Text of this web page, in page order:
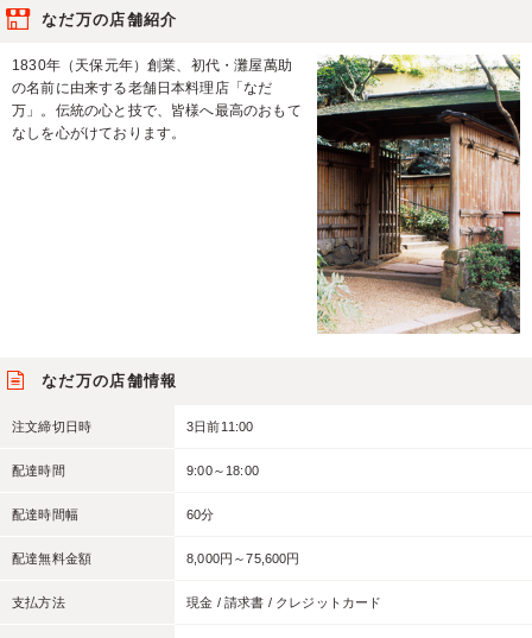
なだ万の店舗紹介
1830年（天保元年）創業、初代・灘屋萬助
の名前に由来する老舗日本料理店「なだ
万」。伝統の心と技で、皆様へ最高のおもて
なしを心がけております。
なだ万の店舗情報
注文締切日時 3日前11:00
配達時間 9:00～18:00
配達時間幅 60分
配達無料金額 8,000円～75,600円
支払方法 現金 / 請求書 / クレジットカード